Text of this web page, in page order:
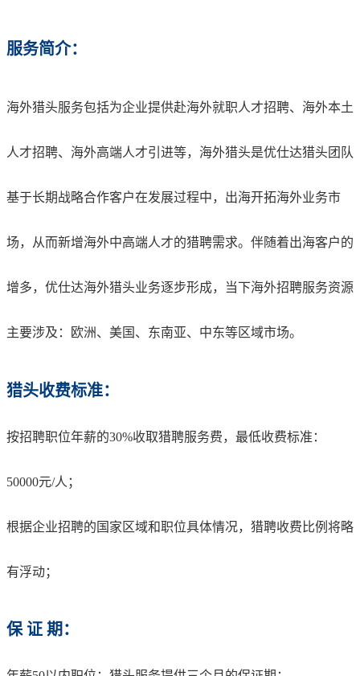
服务简介：
海外猎头服务包括为企业提供赴海外就职人才招聘、海外本土
人才招聘、海外高端人才引进等，海外猎头是优仕达猎头团队
基于长期战略合作客户在发展过程中，出海开拓海外业务市
场，从而新增海外中高端人才的猎聘需求。伴随着出海客户的
增多，优仕达海外猎头业务逐步形成，当下海外招聘服务资源
主要涉及：欧洲、美国、东南亚、中东等区域市场。
猎头收费标准：
按招聘职位年薪的30%收取猎聘服务费，最低收费标准：
50000元/人；
根据企业招聘的国家区域和职位具体情况，猎聘收费比例将略
有浮动；
保 证 期：